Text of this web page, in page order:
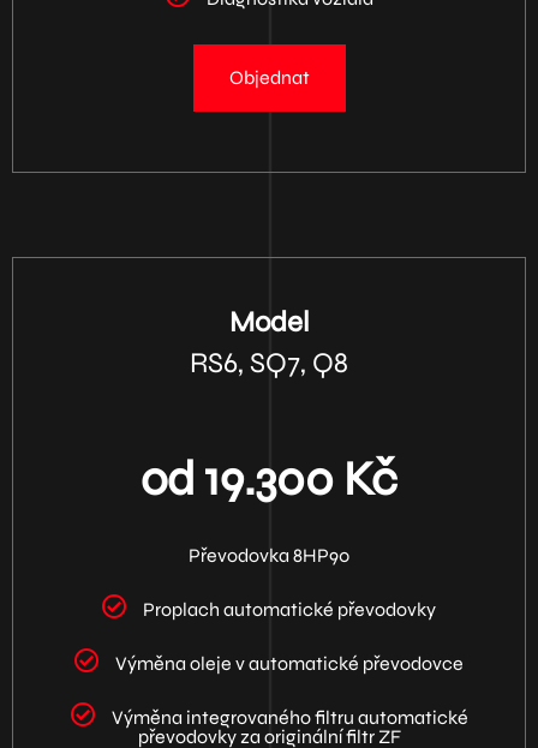
Objednat
Model
RS6, SQ7, Q8
od 19.300 Kč
Převodovka 8HP90
Proplach automatické převodovky
Výměna oleje v automatické převodovce
Výměna integrovaného filtru automatické
převodovky za originální filtr ZF